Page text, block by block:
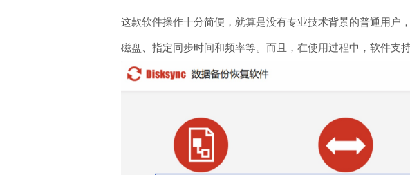
这款软件操作十分简便，就算是没有专业技术背景的普通用户
磁盘、指定同步时间和频率等。而且，在使用过程中，软件支